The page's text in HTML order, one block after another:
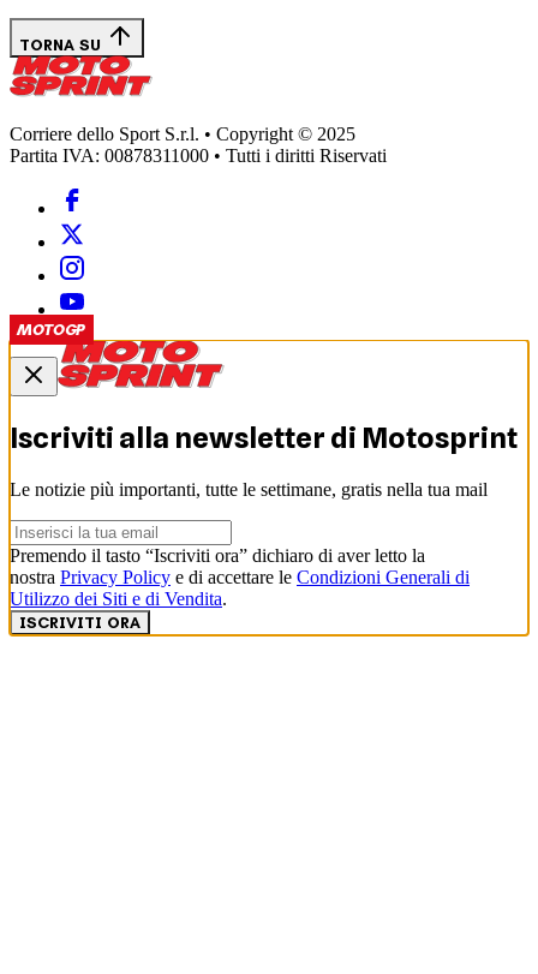
MOTOGP
TORNA SU
Corriere dello Sport S.r.l. • Copyright © 2025
Partita IVA: 00878311000 • Tutti i diritti Riservati
Iscriviti alla newsletter di Motosprint
Le notizie più importanti, tutte le settimane, gratis nella tua mail
Premendo il tasto “Iscriviti ora” dichiaro di aver letto la
nostra Privacy Policy e di accettare le Condizioni Generali di
Utilizzo dei Siti e di Vendita.
ISCRIVITI ORA